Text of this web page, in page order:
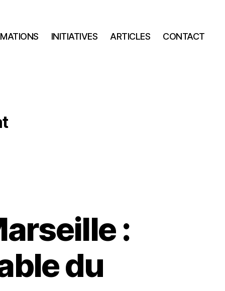
INITIATIVES ARTICLES CONTACT
:
du